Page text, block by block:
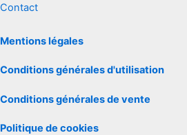
Contact
Mentions légales
Conditions générales d'utilisation
Conditions générales de vente
Politique de cookies